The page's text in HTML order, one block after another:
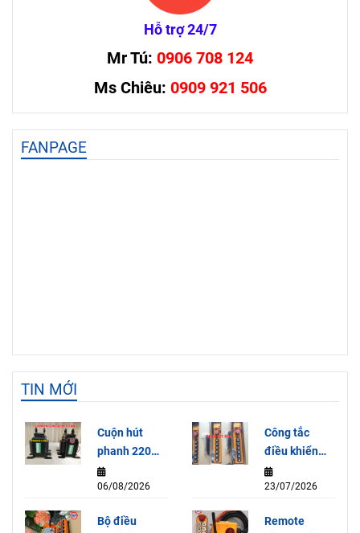
Hỗ trợ 24/7
Mr Tú: 0906 708 124
Ms Chiêu: 0909 921 506
FANPAGE
TIN MỚI
Cuộn hút
phanh 220V
dùng cho
Palang 5
HITACHI
06/08/2026
Công tắc
điều khiển
cần trục HY-
1026-ABB
23/07/2026
Bộ điều
Remote